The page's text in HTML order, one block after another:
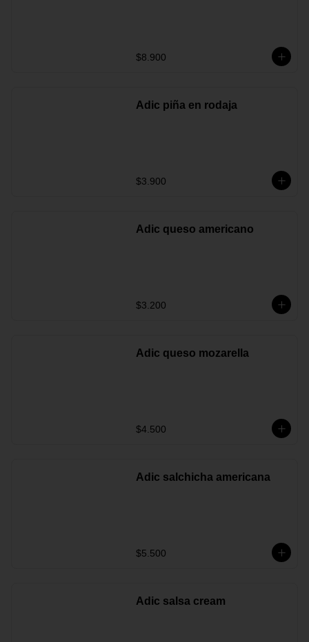
$8.900
Adic piña en rodaja
$3.900
Adic queso americano
$3.200
Adic queso mozarella
$4.500
Adic salchicha americana
$5.500
Adic salsa cream